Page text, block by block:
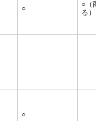
○
○（
る）
○